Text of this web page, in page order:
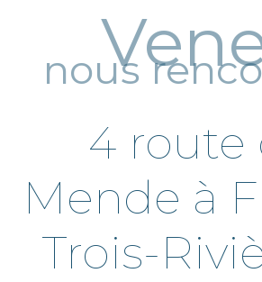
nous
4 route
Mende à
Trois-